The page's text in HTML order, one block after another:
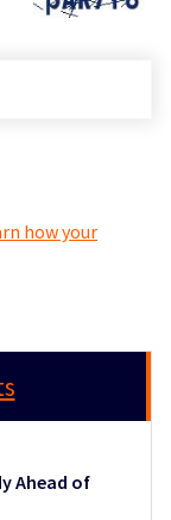
how your
Ahead of